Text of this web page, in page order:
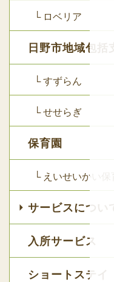
└ ロベリア
日野市地域包括
└ すずらん
└ せせらぎ
保育園
└ えいせいかい保
サービスについて
入所サービス
ショートステイ